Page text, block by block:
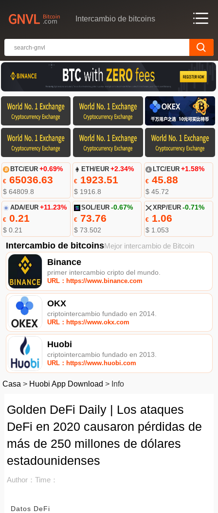
Intercambio de bitcoins
BTC/EUR +0.69%
€65036.63
$ 64809.8
ETH/EUR +2.34%
€ 1923.51
$ 1916.8
LTC/EUR +1.58%
€45.88
$ 45.72
ADA/EUR +11.23%
€0.21
$ 0.21
SOL/EUR -0.67%
€ 73.76
$ 73.502
XRP/EUR -0.71%
€1.06
$ 1.053
Intercambio de bitcoinsMejor intercambio de Bitcoin
Binance
primer intercambio cripto del mundo.
URL：https://www.binance.com
OKX
criptointercambio fundado en 2014.
URL：https://www.okx.com
Huobi
criptointercambio fundado en 2013.
URL：https://www.huobi.com
Casa > Huobi App Download > Info
Golden DeFi Daily | Los ataques
DeFi en 2020 causaron pérdidas de
más de 250 millones de dólares
estadounidenses
Author： Time：
Datos DeFi